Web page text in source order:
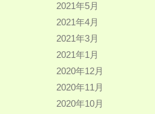
2021年5月
2021年4月
2021年3月
2021年1月
2020年12月
2020年11月
2020年10月